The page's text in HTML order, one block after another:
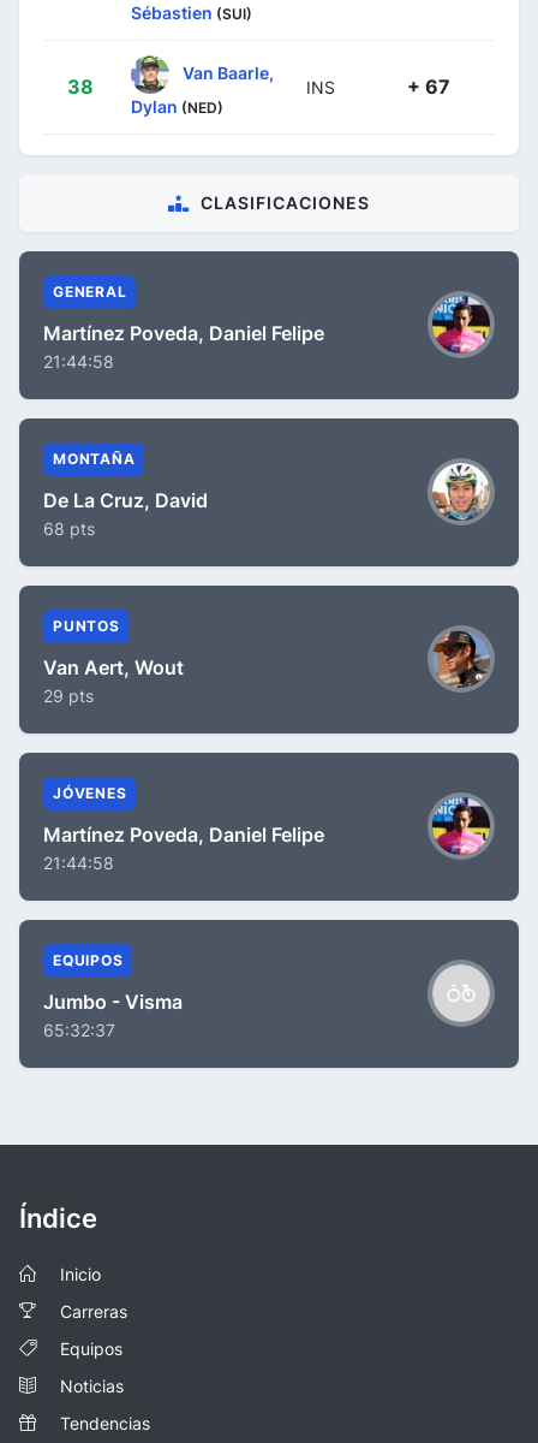
Sébastien (SUI)
38
Van Baarle,
Dylan (NED)
INS + 67
CLASIFICACIONES
GENERAL
Martínez Poveda, Daniel Felipe
21:44:58
MONTAÑA
De La Cruz, David
68 pts
PUNTOS
Van Aert, Wout
29 pts
JÓVENES
Martínez Poveda, Daniel Felipe
21:44:58
EQUIPOS
Jumbo - Visma
65:32:37
Índice
Inicio
Carreras
Equipos
Noticias
Tendencias